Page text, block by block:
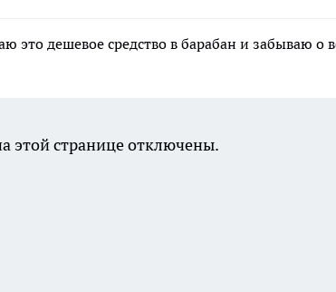
это дешевое средство в барабан и забываю о
этой странице отключены.